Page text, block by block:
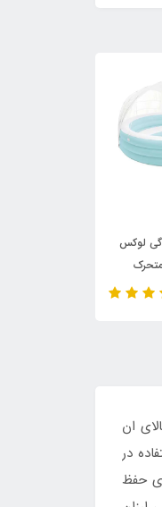
بادی
ان
در
حفظ